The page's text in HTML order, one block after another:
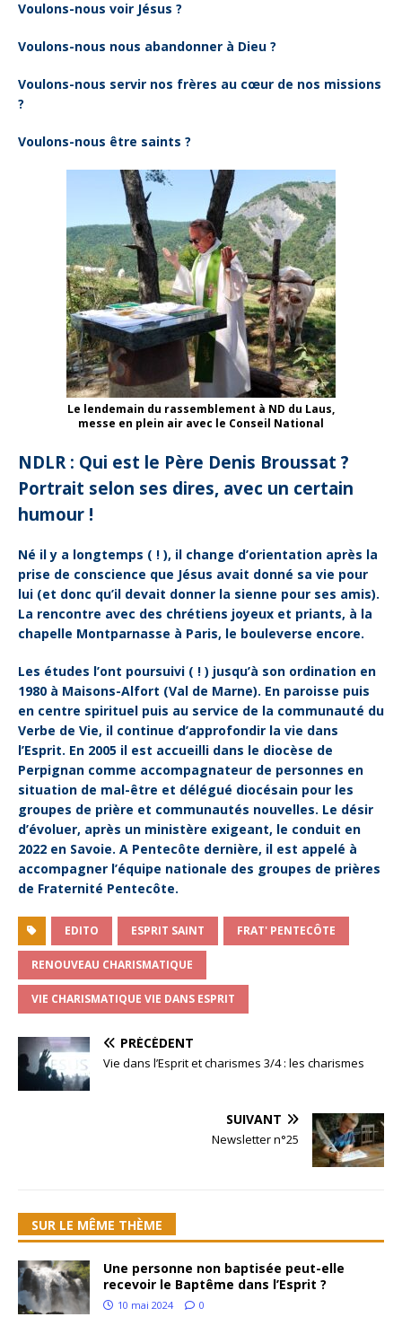
Voulons-nous voir Jésus ?
Voulons-nous nous abandonner à Dieu ?
Voulons-nous servir nos frères au cœur de nos missions
?
Voulons-nous être saints ?
Le lendemain du rassemblement à ND du Laus,
messe en plein air avec le Conseil National
NDLR : Qui est le Père Denis Broussat ?
Portrait selon ses dires, avec un certain
humour !
Né il y a longtemps ( ! ), il change d’orientation après la
prise de conscience que Jésus avait donné sa vie pour
lui (et donc qu’il devait donner la sienne pour ses amis).
La rencontre avec des chrétiens joyeux et priants, à la
chapelle Montparnasse à Paris, le bouleverse encore.
Les études l’ont poursuivi ( ! ) jusqu’à son ordination en
1980 à Maisons-Alfort (Val de Marne). En paroisse puis
en centre spirituel puis au service de la communauté du
Verbe de Vie, il continue d’approfondir la vie dans
l’Esprit. En 2005 il est accueilli dans le diocèse de
Perpignan comme accompagnateur de personnes en
situation de mal-être et délégué diocésain pour les
groupes de prière et communautés nouvelles. Le désir
d’évoluer, après un ministère exigeant, le conduit en
2022 en Savoie. A Pentecôte dernière, il est appelé à
accompagner l’équipe nationale des groupes de prières
de Fraternité Pentecôte.
EDITO ESPRIT SAINT FRAT' PENTECÔTE
RENOUVEAU CHARISMATIQUE
VIE CHARISMATIQUE VIE DANS ESPRIT
PRÉCÉDENT
Vie dans l’Esprit et charismes 3/4 : les charismes
SUIVANT
Newsletter n°25
SUR LE MÊME THÈME
Une personne non baptisée peut-elle
recevoir le Baptême dans l’Esprit ?
10 mai 2024 0